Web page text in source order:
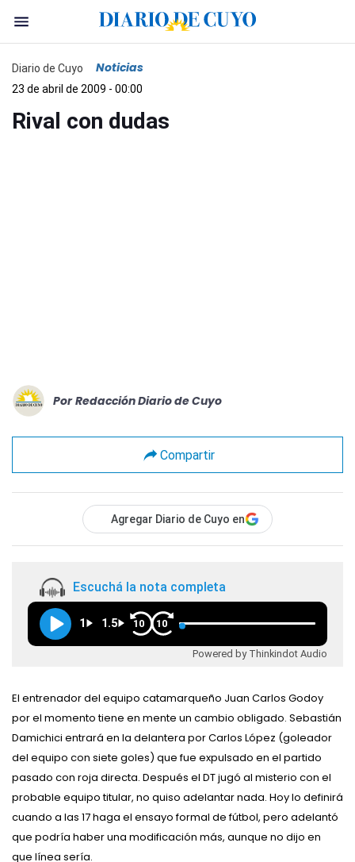
Diario de Cuyo Noticias
23 de abril de 2009 - 00:00
Rival con dudas
Por Redacción Diario de Cuyo
Compartir
Agregar Diario de Cuyo en
Escuchá la nota completa
1 1.5 10 10
Powered by Thinkindot Audio
El entrenador del equipo catamarqueño Juan Carlos Godoy
por el momento tiene en mente un cambio obligado. Sebastián
Damichici entrará en la delantera por Carlos López (goleador
del equipo con siete goles) que fue expulsado en el partido
pasado con roja directa. Después el DT jugó al misterio con el
probable equipo titular, no quiso adelantar nada. Hoy lo definirá
cuando a las 17 haga el ensayo formal de fútbol, pero adelantó
que podría haber una modificación más, aunque no dijo en
que línea sería.